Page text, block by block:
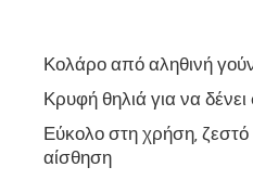
Κολάρο από αληθινή
Κρυφή θηλιά για να
Εύκολο στη χρήση,
αίσθηση